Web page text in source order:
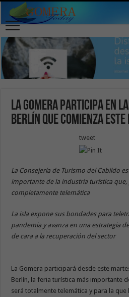
La Gomera participa en la
Berlín que comienza
tweet
La Consejería de Turismo del Cabildo
importante de la industria turística que,
completamente telemática
La isla expone sus bondades para
pandemia y avanza en una estrategia
de cara a la recuperación del sector
La Gomera participará desde este
Berlín, la feria turística más importante
será totalmente telemática y para la